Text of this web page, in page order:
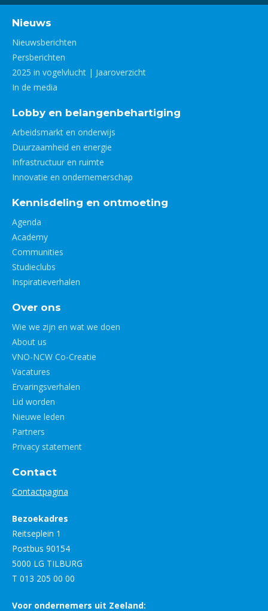
Nieuws
Nieuwsberichten
Persberichten
2025 in vogelvlucht | Jaaroverzicht
In de media
Lobby en belangenbehartiging
Arbeidsmarkt en onderwijs
Duurzaamheid en energie
Infrastructuur en ruimte
Innovatie en ondernemerschap
Kennisdeling en ontmoeting
Agenda
Academy
Communities
Studieclubs
Inspiratieverhalen
Over ons
Wie we zijn en wat we doen
About us
VNO-NCW Co-Creatie
Vacatures
Ervaringsverhalen
Lid worden
Nieuwe leden
Partners
Privacy statement
Contact
Contactpagina
Bezoekadres
Reitseplein 1
Postbus 90154
5000 LG TILBURG
T 013 205 00 00
Voor ondernemers uit Zeeland: